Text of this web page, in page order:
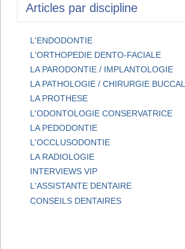
Articles par discipline
L'ENDODONTIE
L'ORTHOPEDIE DENTO-FACIALE
LA PARODONTIE / IMPLANTOLOGIE
LA PATHOLOGIE / CHIRURGIE
LA PROTHESE
L'ODONTOLOGIE CONSERVATRICE
LA PEDODONTIE
L'OCCLUSODONTIE
LA RADIOLOGIE
INTERVIEWS VIP
L'ASSISTANTE DENTAIRE
CONSEILS DENTAIRES